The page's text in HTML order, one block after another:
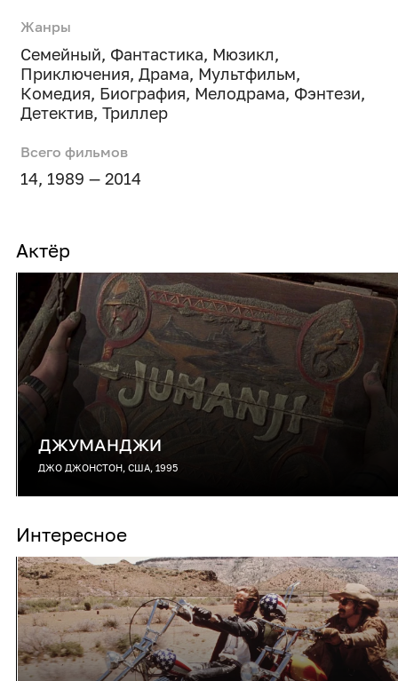
Жанры
Семейный, Фантастика, Мюзикл,
Приключения, Драма, Мультфильм,
Комедия, Биография, Мелодрама, Фэнтези,
Детектив, Триллер
Всего фильмов
14, 1989 — 2014
Актёр
ДЖУМАНДЖИ
ДЖО ДЖОНСТОН, США, 1995
Интересное